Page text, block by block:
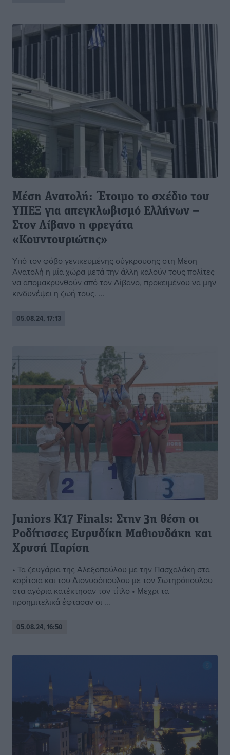
Μέση Ανατολή: Έτοιμο το σχέδιο του
ΥΠΕΞ για απεγκλωβισμό Ελλήνων –
Στον Λίβανο η φρεγάτα
«Κουντουριώτης»
Υπό τον φόβο γενικευμένης σύγκρουσης στη Μέση
Ανατολή η μία χώρα μετά την άλλη καλούν τους πολίτες
να απομακρυνθούν από τον Λίβανο, προκειμένου να μην
κινδυνέψει η ζωή τους. ...
05.08.24, 17:13
Juniors K17 Finals: Στην 3η θέση οι
Ροδίτισσες Ευρυδίκη Μαθιουδάκη και
Χρυσή Παρίση
• Τα ζευγάρια της Αλεξοπούλου με την Πασχαλάκη στα
κορίτσια και του Διονυσόπουλου με τον Σωτηρόπουλου
στα αγόρια κατέκτησαν τον τίτλο • Μέχρι τα
προημιτελικά έφτασαν οι ...
05.08.24, 16:50